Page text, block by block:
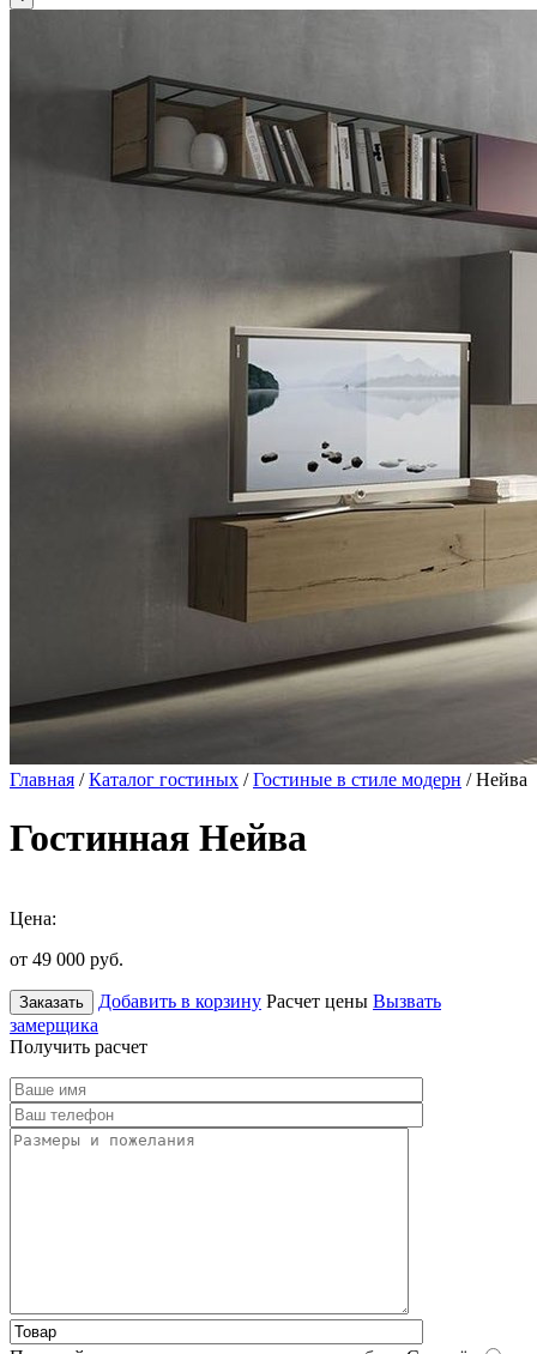
Главная /Каталог гостиных /Гостиные в стиле модерн / Нейва
Гостинная Нейва
Цена:
от 49 000 руб.
Заказать Добавить в корзину Расчет цены Вызвать
замерщика
Получить расчет